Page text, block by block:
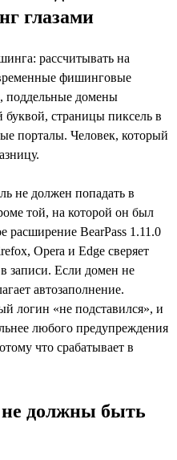
глазами
рассчитывать на
фишинговые
поддельные домены
страницы пиксель в
порталы. Человек, который
не должен попадать в
той, на которой он был
расширение BearPass 1.11.0
Opera и Edge сверяет
записи. Если домен не
автозаполнение.
логин «не подставился», и
любого предупреждения
что срабатывает в
должны быть